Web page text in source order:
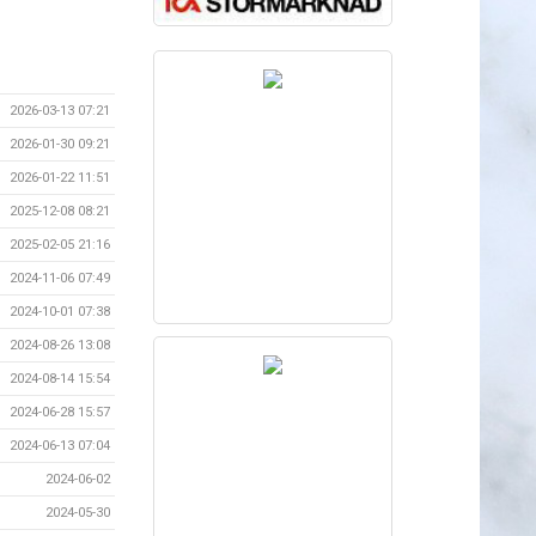
2026-03-13 07:21
2026-01-30 09:21
2026-01-22 11:51
2025-12-08 08:21
2025-02-05 21:16
2024-11-06 07:49
2024-10-01 07:38
2024-08-26 13:08
2024-08-14 15:54
2024-06-28 15:57
2024-06-13 07:04
2024-06-02
2024-05-30